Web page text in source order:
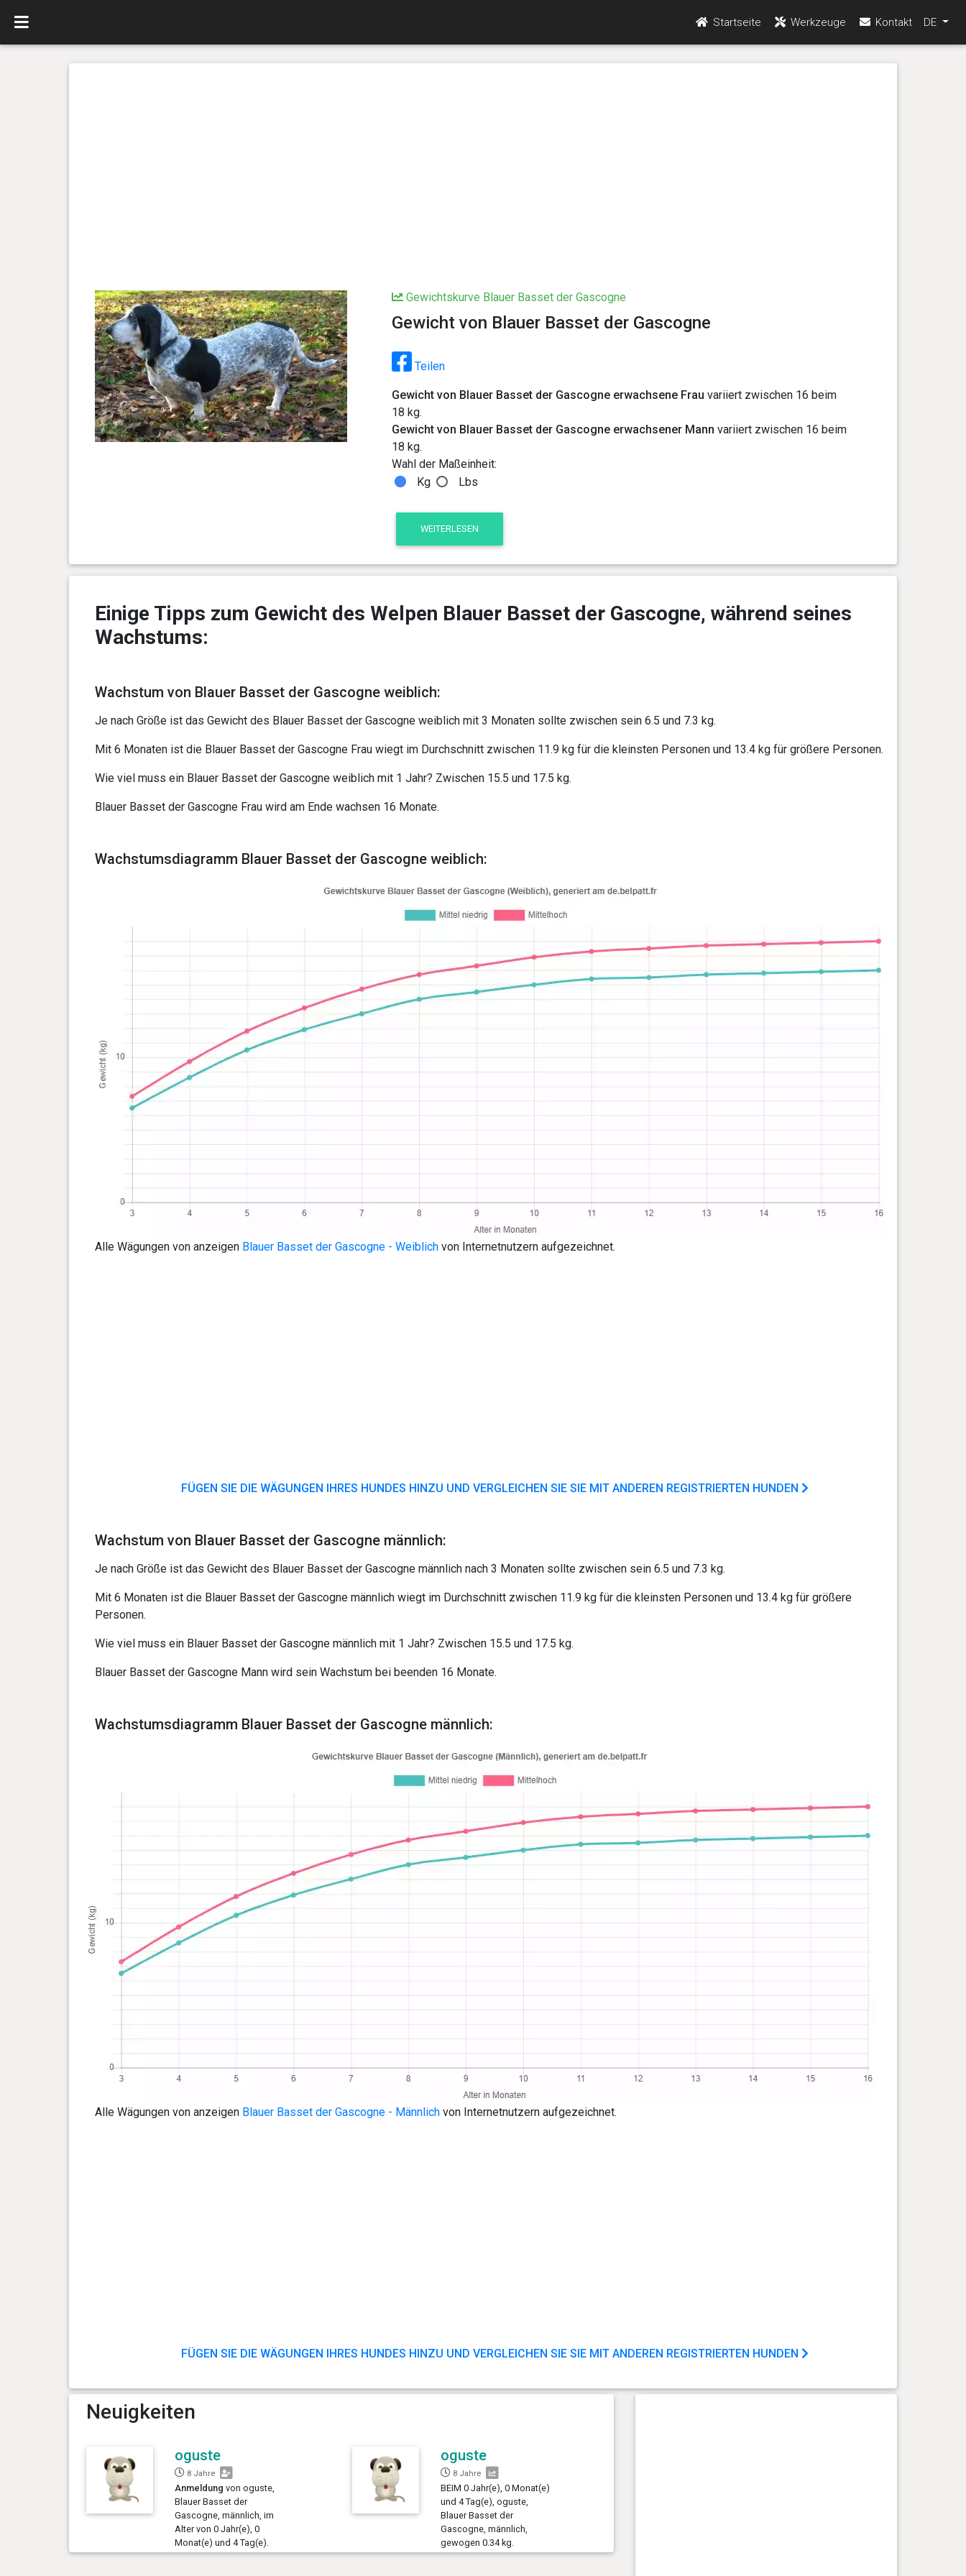
Startseite Werkzeuge Kontakt DE
Gewichtskurve Blauer Basset der Gascogne
Gewicht von Blauer Basset der Gascogne
Teilen
Gewicht von Blauer Basset der Gascogne erwachsene Frau variiert zwischen 16 beim
18 kg.
Gewicht von Blauer Basset der Gascogne erwachsener Mann variiert zwischen 16 beim
18 kg.
Wahl der Maßeinheit:
Kg
Lbs
WEITERLESEN
Einige Tipps zum Gewicht des Welpen Blauer Basset der Gascogne, während seines
Wachstums:
Wachstum von Blauer Basset der Gascogne weiblich:
Je nach Größe ist das Gewicht des Blauer Basset der Gascogne weiblich mit 3 Monaten sollte zwischen sein 6.5 und 7.3 kg.
Mit 6 Monaten ist die Blauer Basset der Gascogne Frau wiegt im Durchschnitt zwischen 11.9 kg für die kleinsten Personen und 13.4 kg für größere Personen.
Wie viel muss ein Blauer Basset der Gascogne weiblich mit 1 Jahr? Zwischen 15.5 und 17.5 kg.
Blauer Basset der Gascogne Frau wird am Ende wachsen 16 Monate.
Wachstumsdiagramm Blauer Basset der Gascogne weiblich:
Alle Wägungen von anzeigen Blauer Basset der Gascogne - Weiblichvon Internetnutzern aufgezeichnet.
FÜGEN SIE DIE WÄGUNGEN IHRES HUNDES HINZU UND VERGLEICHEN SIE SIE MIT ANDEREN REGISTRIERTEN HUNDEN
Wachstum von Blauer Basset der Gascogne männlich:
Je nach Größe ist das Gewicht des Blauer Basset der Gascogne männlich nach 3 Monaten sollte zwischen sein 6.5 und 7.3 kg.
Mit 6 Monaten ist die Blauer Basset der Gascogne männlich wiegt im Durchschnitt zwischen 11.9 kg für die kleinsten Personen und 13.4 kg für größere
Personen.
Wie viel muss ein Blauer Basset der Gascogne männlich mit 1 Jahr? Zwischen 15.5 und 17.5 kg.
Blauer Basset der Gascogne Mann wird sein Wachstum bei beenden 16 Monate.
Wachstumsdiagramm Blauer Basset der Gascogne männlich:
Alle Wägungen von anzeigen Blauer Basset der Gascogne - Männlichvon Internetnutzern aufgezeichnet.
FÜGEN SIE DIE WÄGUNGEN IHRES HUNDES HINZU UND VERGLEICHEN SIE SIE MIT ANDEREN REGISTRIERTEN HUNDEN
Neuigkeiten
oguste
8 Jahre
Anmeldung von oguste,
Blauer Basset der
Gascogne, männlich, im
Alter von 0 Jahr(e), 0
Monat(e) und 4 Tag(e).
oguste
8 Jahre
BEIM 0 Jahr(e), 0 Monat(e)
und 4 Tag(e), oguste,
Blauer Basset der
Gascogne, männlich,
gewogen 0.34 kg.